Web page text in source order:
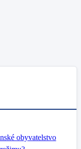
obyvatelstvo